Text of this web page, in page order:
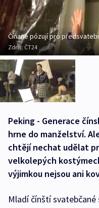
Číňané pózují pro
Zdroj: ČT24
Peking - Generace
hrne do manželství.
chtějí nechat udělat
velkolepých
výjimkou nejsou ani
Mladí čínští